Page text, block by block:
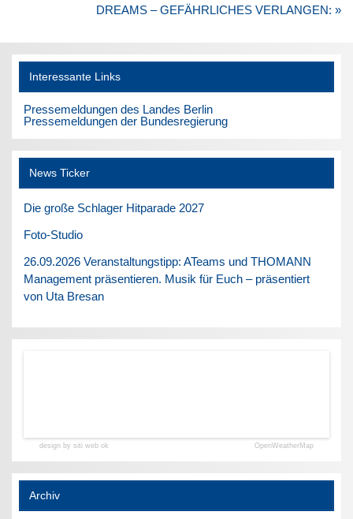
DREAMS – GEFÄHRLICHES VERLANGEN: »
Interessante Links
Pressemeldungen des Landes Berlin
Pressemeldungen der Bundesregierung
News Ticker
Die große Schlager Hitparade 2027
Foto-Studio
26.09.2026 Veranstaltungstipp: ATeams und THOMANN
Management präsentieren. Musik für Euch – präsentiert
von Uta Bresan
design by siti web ok OpenWeatherMap
Archiv